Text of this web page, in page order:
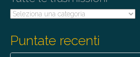
Tutte
Puntate recenti